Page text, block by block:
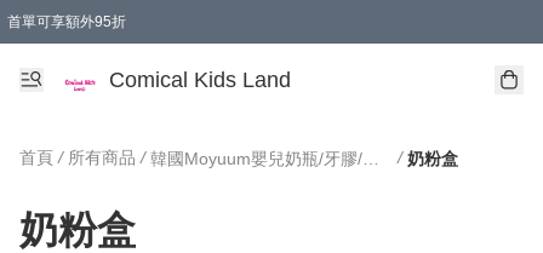
首單可享額外95折
Comical Kids Land
首頁 / 所有商品 / / 奶粉盒
奶粉盒